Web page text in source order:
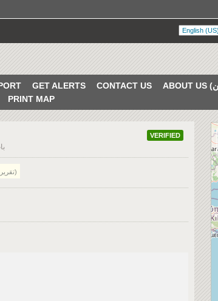
GET ALERTS CONTACT US
PRINT MAP
VERIFIED
Twitter Report (تقرير تويتر)